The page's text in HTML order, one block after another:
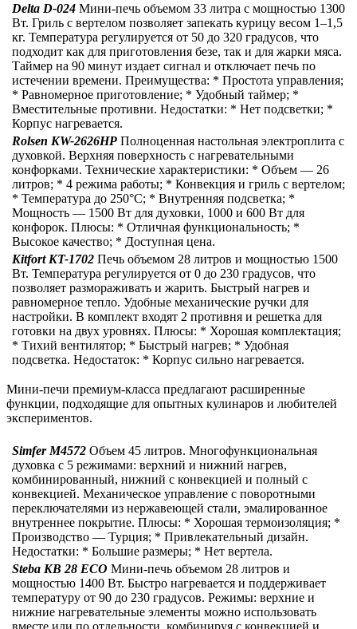
Delta D-024 Мини-печь объемом 33 литра с мощностью 1300
Вт. Гриль с вертелом позволяет запекать курицу весом 1–1,5
кг. Температура регулируется от 50 до 320 градусов, что
подходит как для приготовления безе, так и для жарки мяса.
Таймер на 90 минут издает сигнал и отключает печь по
истечении времени. Преимущества: * Простота управления;
* Равномерное приготовление; * Удобный таймер; *
Вместительные противни. Недостатки: * Нет подсветки; *
Корпус нагревается.
Rolsen KW-2626HP Полноценная настольная электроплита с
духовкой. Верхняя поверхность с нагревательными
конфорками. Технические характеристики: * Объем — 26
литров; * 4 режима работы; * Конвекция и гриль с вертелом;
* Температура до 250°С; * Внутренняя подсветка; *
Мощность — 1500 Вт для духовки, 1000 и 600 Вт для
конфорок. Плюсы: * Отличная функциональность; *
Высокое качество; * Доступная цена.
Kitfort KT-1702 Печь объемом 28 литров и мощностью 1500
Вт. Температура регулируется от 0 до 230 градусов, что
позволяет размораживать и жарить. Быстрый нагрев и
равномерное тепло. Удобные механические ручки для
настройки. В комплект входят 2 противня и решетка для
готовки на двух уровнях. Плюсы: * Хорошая комплектация;
* Тихий вентилятор; * Быстрый нагрев; * Удобная
подсветка. Недостаток: * Корпус сильно нагревается.
Мини-печи премиум-класса предлагают расширенные
функции, подходящие для опытных кулинаров и любителей
экспериментов.
Simfer M4572 Объем 45 литров. Многофункциональная
духовка с 5 режимами: верхний и нижний нагрев,
комбинированный, нижний с конвекцией и полный с
конвекцией. Механическое управление с поворотными
переключателями из нержавеющей стали, эмалированное
внутреннее покрытие. Плюсы: * Хорошая термоизоляция; *
Производство — Турция; * Привлекательный дизайн.
Недостатки: * Большие размеры; * Нет вертела.
Steba KB 28 ECO Мини-печь объемом 28 литров и
мощностью 1400 Вт. Быстро нагревается и поддерживает
температуру от 90 до 230 градусов. Режимы: верхние и
нижние нагревательные элементы можно использовать
вместе или по отдельности, комбинируя с конвекцией и